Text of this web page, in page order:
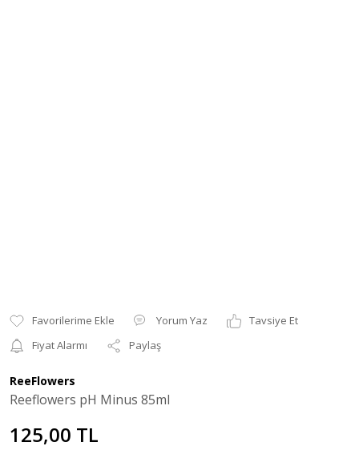
Yorum Yaz
Tavsiye Et
Fiyat Alarmı
Paylaş
ReeFlowers
Reeflowers pH Minus 85ml
125,00 TL